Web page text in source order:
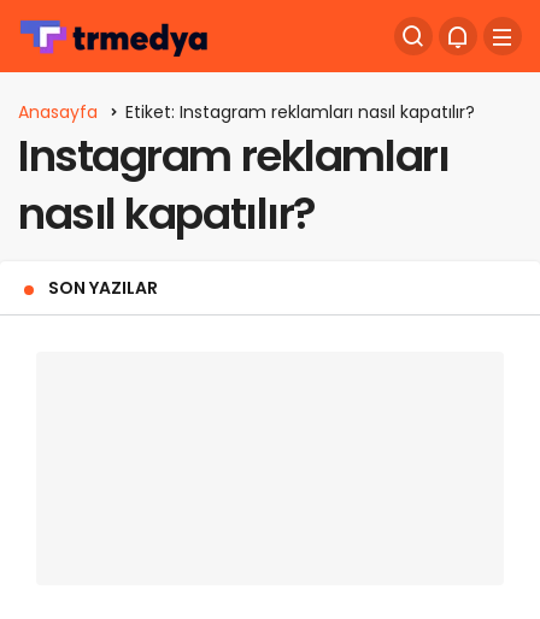
Anasayfa Etiket: Instagram reklamları nasıl kapatılır?
Instagram reklamları
nasıl kapatılır?
SON YAZILAR